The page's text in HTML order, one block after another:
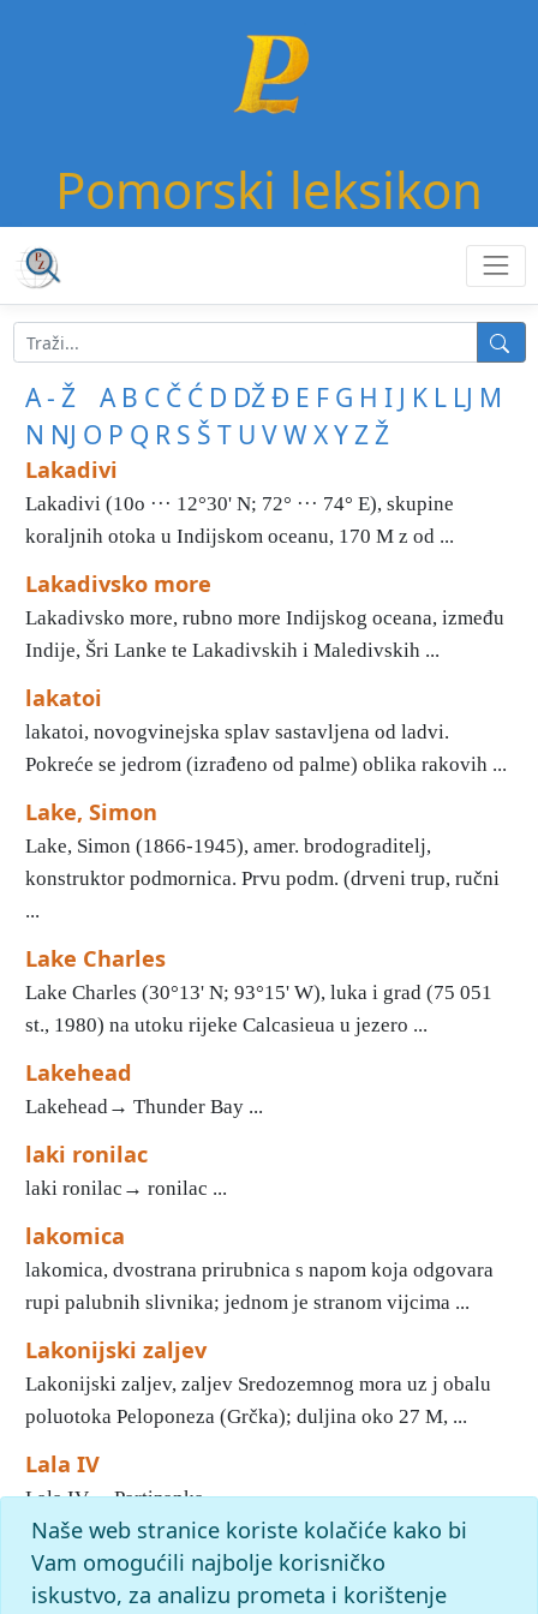
Pomorski leksikon
A - Ž A B C Č Ć D DŽĐ E F G H I J K L LJ M
N NJ O P Q R S Š T U VWXYZŽ
Lakadivi
Lakadivi (10o ··· 12°30' N; 72° ··· 74° E), skupine
koraljnih otoka u Indijskom oceanu, 170 Μ z od ...
Lakadivsko more
Lakadivsko more, rubno more Indijskog oceana, između
Indije, Šri Lanke te Lakadivskih i Maledivskih ...
lakatoi
lakatoi, novogvinejska splav sastavljena od ladvi.
Pokreće se jedrom (izrađeno od palme) oblika rakovih ...
Lake, Simon
Lake, Simon (1866-1945), amer. brodograditelj,
konstruktor podmornica. Prvu podm. (drveni trup, ručni
...
Lake Charles
Lake Charles (30°13' N; 93°15' W), luka i grad (75 051
st., 1980) na utoku rijeke Calcasieua u jezero ...
Lakehead
Lakehead→ Thunder Bay ...
laki ronilac
laki ronilac→ ronilac ...
lakomica
lakomica, dvostrana prirubnica s napom koja odgovara
rupi palubnih slivnika; jednom je stranom vijcima ...
Lakonijski zaljev
Lakonijski zaljev, zaljev Sredozemnog mora uz j obalu
poluotoka Peloponeza (Grčka); duljina oko 27 M, ...
Lala IV
Lala IV→ Partizanka ...
slovol: pronađenih odgovora: 582; vrijeme izvršavanja
Naše web stranice koriste kolačiće kako bi
Vam omogućili najbolje korisničko
iskustvo, za analizu prometa i korištenje